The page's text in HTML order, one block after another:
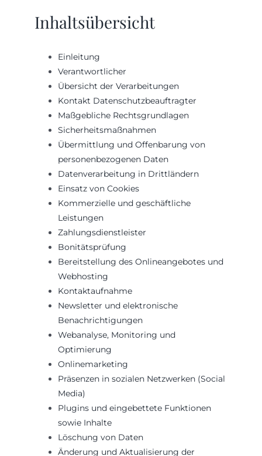
Inhaltsübersicht
Einleitung
Verantwortlicher
Übersicht der Verarbeitungen
Kontakt Datenschutzbeauftragter
Maßgebliche Rechtsgrundlagen
Sicherheitsmaßnahmen
Übermittlung und Offenbarung von
personenbezogenen Daten
Datenverarbeitung in Drittländern
Einsatz von Cookies
Kommerzielle und geschäftliche
Leistungen
Zahlungsdienstleister
Bonitätsprüfung
Bereitstellung des Onlineangebotes und
Webhosting
Kontaktaufnahme
Newsletter und elektronische
Benachrichtigungen
Webanalyse, Monitoring und
Optimierung
Onlinemarketing
Präsenzen in sozialen Netzwerken (Social
Media)
Plugins und eingebettete Funktionen
sowie Inhalte
Löschung von Daten
Änderung und Aktualisierung der